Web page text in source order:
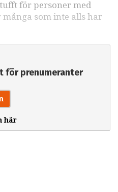
för personer med
många som inte alls har
för prenumeranter
här